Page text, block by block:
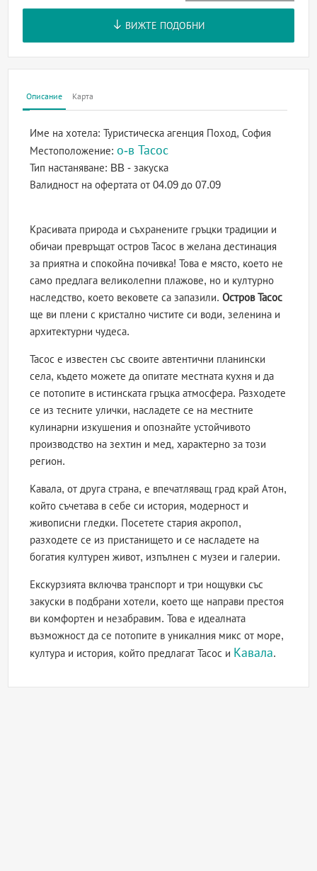
ВИЖТЕ ПОДОБНИ
Описание Карта
Име на хотела:Туристическа агенция Поход, София
Местоположение:о-в Тасос
Тип настаняване: BB - закуска
Валидност на офертатаот 04.09 до 07.09
Красивата природа и съхранените гръцки традиции и
обичаи превръщат остров Тасос в желана дестинация
за приятна и спокойна почивка! Това е място, което не
само предлага великолепни плажове, но и културно
наследство, което вековете са запазили.Остров Тасос
ще ви плени с кристално чистите си води, зеленина и
архитектурни чудеса.
Тасос е известен със своите автентични планински
села, където можете да опитате местната кухня и да
се потопите в истинската гръцка атмосфера. Разходете
се из тесните улички, насладете се на местните
кулинарни изкушения и опознайте устойчивото
производство на зехтин и мед, характерно за този
регион.
Кавала, от друга страна, е впечатляващ град край Атон,
който съчетава в себе си история, модерност и
живописни гледки. Посетете стария акропол,
разходете се из пристанището и се насладете на
богатия културен живот, изпълнен с музеи и галерии.
Екскурзията включва транспорт и три нощувки със
закуски в подбрани хотели, което ще направи престоя
ви комфортен и незабравим. Това е идеалната
възможност да се потопите в уникалния микс от море,
култура и история, който предлагат Тасос и Кавала.